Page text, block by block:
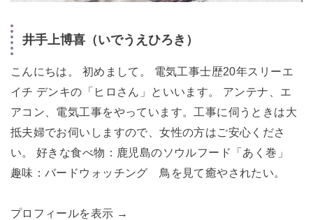
井手上博喜（いでうえひろき）
こんにちは。 初めまして。 電気工事士歴20年スリーエ
イチ デンキの「ヒロさん」といいます。 アンテナ、エ
アコン、電気工事をやっています。工事に伺うときは大
抵夫婦でお伺いしますので、女性の方はご安心くださ
い。 好きな食べ物：鹿児島のソウルフード「あく巻」
趣味：バードウォッチング 鳥を見て癒やされたい。
プロフィールを表示 →